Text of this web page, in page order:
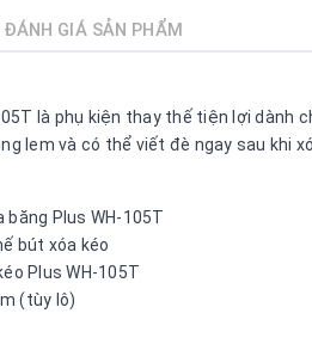
ĐÁNH GIÁ SẢN PHẨM
là phụ kiện thay thế tiện lợi dành
lem và có thể viết đè ngay sau khi
băng Plus WH-105T
bút xóa kéo
Plus WH-105T
(tùy lô)